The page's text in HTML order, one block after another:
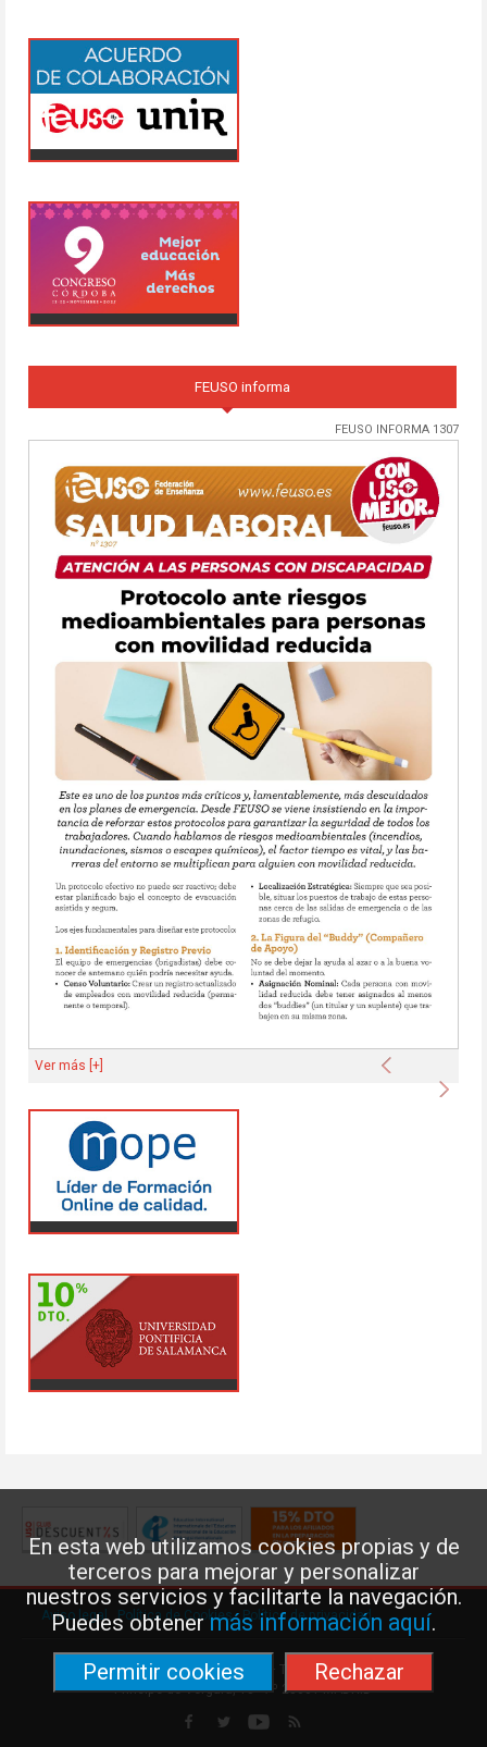
En esta web utilizamos cookies propias y de
terceros para mejorar y personalizar
nuestros servicios y facilitarte la navegación.
Puedes obtenermás información aquí.
Permitir cookies
Rechazar
FEUSO informa
FEUSO INFORMA 1307
Anterior
Ver más [+]
Aviso legal·Política de Cookies·Política de privacidad
Federación de Enseñanza de USO · Teléfono: 91 577 41 13 ·
Príncipe de Vergara, 13 · 7º 28001 MADRID